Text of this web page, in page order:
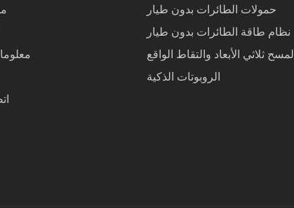
حمولات الطائرات بدون طيار
نظام طاقة الطائرات بدون طيار
المسح ثلاثي الأبعاد والتقاط الواقع
الروبوتات الذكية